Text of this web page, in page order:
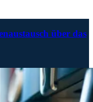
über das